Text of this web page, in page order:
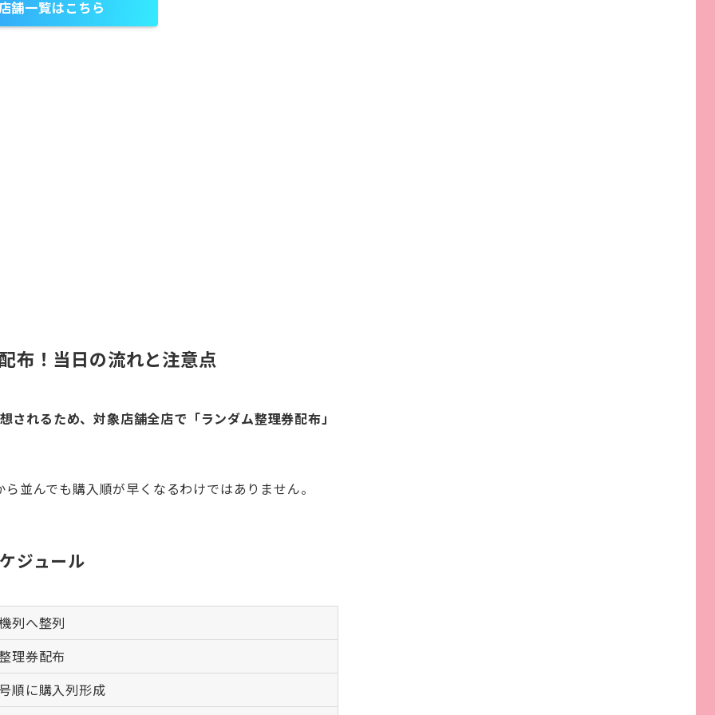
舗一覧はこちら
布！当日の流れと注意点
れるため、対象店舗全店で「ランダム整理券配布」
並んでも購入順が早くなるわけではありません。
ジュール
列へ整列
理券配布
順に購入列形成